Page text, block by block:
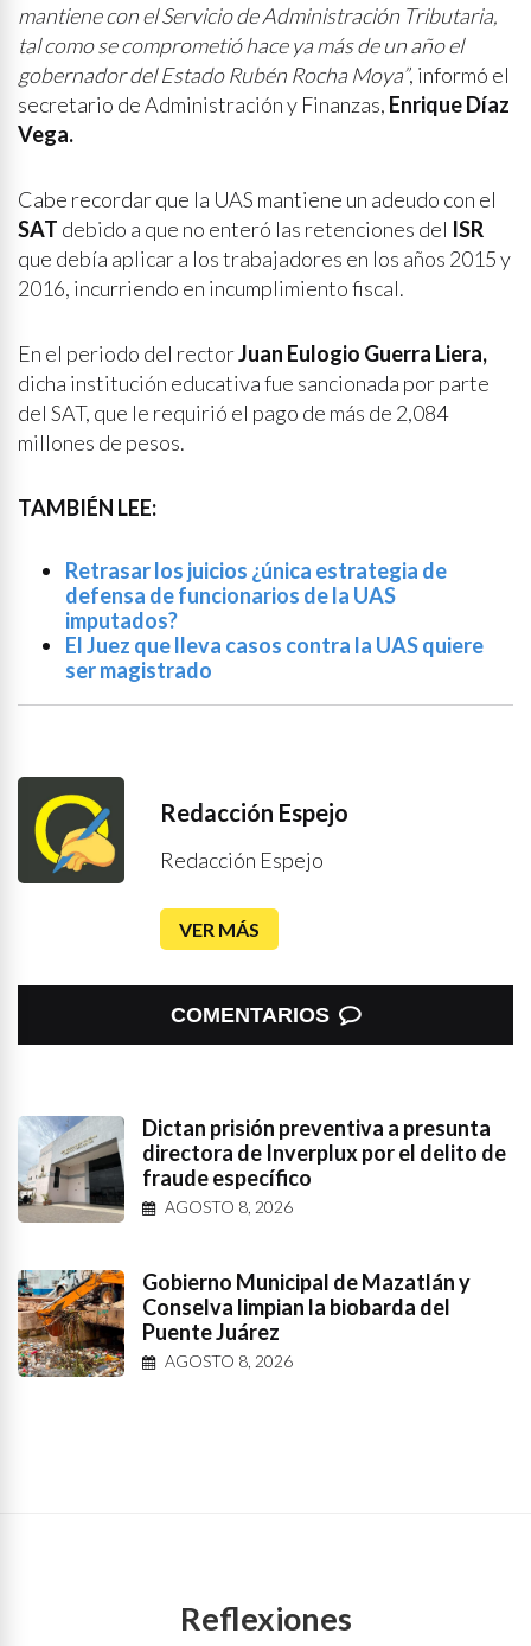
mantiene con el Servicio de Administración Tributaria,
tal como se comprometió hace ya más de un año el
gobernador del Estado Rubén Rocha Moya”, informó el
secretario de Administración y Finanzas, Enrique Díaz
Vega.
Cabe recordar que la UAS mantiene un adeudo con el
SAT debido a que no enteró las retenciones del ISR
que debía aplicar a los trabajadores en los años 2015 y
2016, incurriendo en incumplimiento fiscal.
En el periodo del rectorJuan Eulogio Guerra Liera,
dicha institución educativa fue sancionada por parte
del SAT, que le requirió el pago de más de 2,084
millones de pesos.
TAMBIÉN LEE:
Retrasar los juicios ¿única estrategia de
defensa de funcionarios de la UAS
imputados?
El Juez que lleva casos contra la UAS quiere
ser magistrado
Redacción Espejo
Redacción Espejo
VER MÁS
COMENTARIOS
Dictan prisión preventiva a presunta
directora de Inverplux por el delito de
fraude específico
AGOSTO 8, 2026
Gobierno Municipal de Mazatlán y
Conselva limpian la biobarda del
Puente Juárez
AGOSTO 8, 2026
Reflexiones